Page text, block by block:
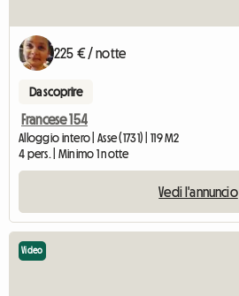
225 € / notte
Da scoprire
Francese 154
Alloggio intero | Asse (1731) | 119 M2
4 pers. | Minimo 1 notte
Vedi l'annuncio
Video